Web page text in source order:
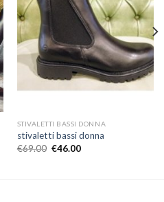
STIVALETTI BASSI DONNA
stivaletti bassi donna
€69.00 €46.00